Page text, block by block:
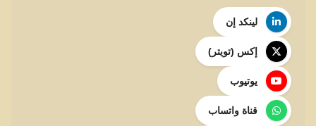
لينكد إن
إكس (تويتر)
يوتيوب
قناة واتساب